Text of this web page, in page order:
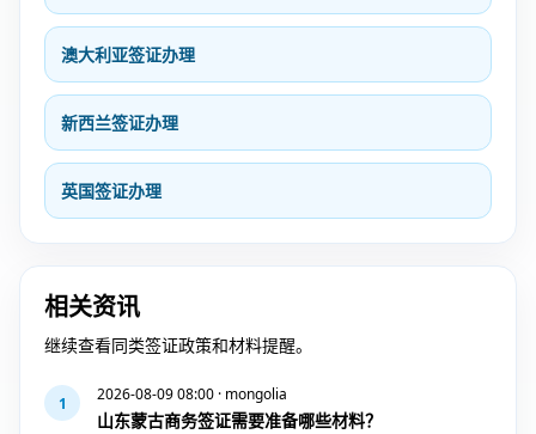
澳大利亚签证办理
新西兰签证办理
英国签证办理
相关资讯
继续查看同类签证政策和材料提醒。
1 2026-08-09 08:00 · mongolia
山东蒙古商务签证需要准备哪些材料？